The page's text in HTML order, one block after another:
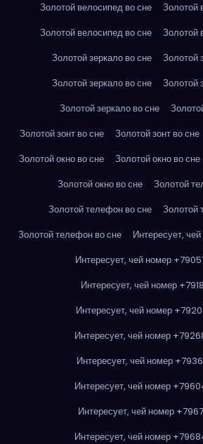
Золотой велосипед во сне
Золотой
Золотой велосипед во сне
Золотой
Золотой зеркало во сне
Золотой
Золотой зеркало во сне
Золотой
Золотой зеркало во сне
Золотой зонт во сне
Золотой зонт во сне
Золотой окно во сне
Золотой окно во сне
Золотой окно во сне
Золотой
Золотой телефон во сне
Золотой
Золотой телефон во сне
Интересует,
Интересует, чей номер
Интересует, чей номер
Интересует, чей номер
Интересует, чей номер
Интересует, чей номер
Интересует, чей номер
Интересует, чей номер
Интересует, чей номер